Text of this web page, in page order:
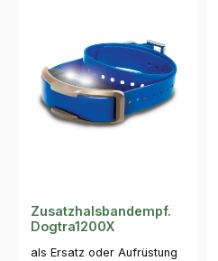
Zusatzhalsbandempf.
Dogtra1200X
als Ersatz oder Aufrüstung